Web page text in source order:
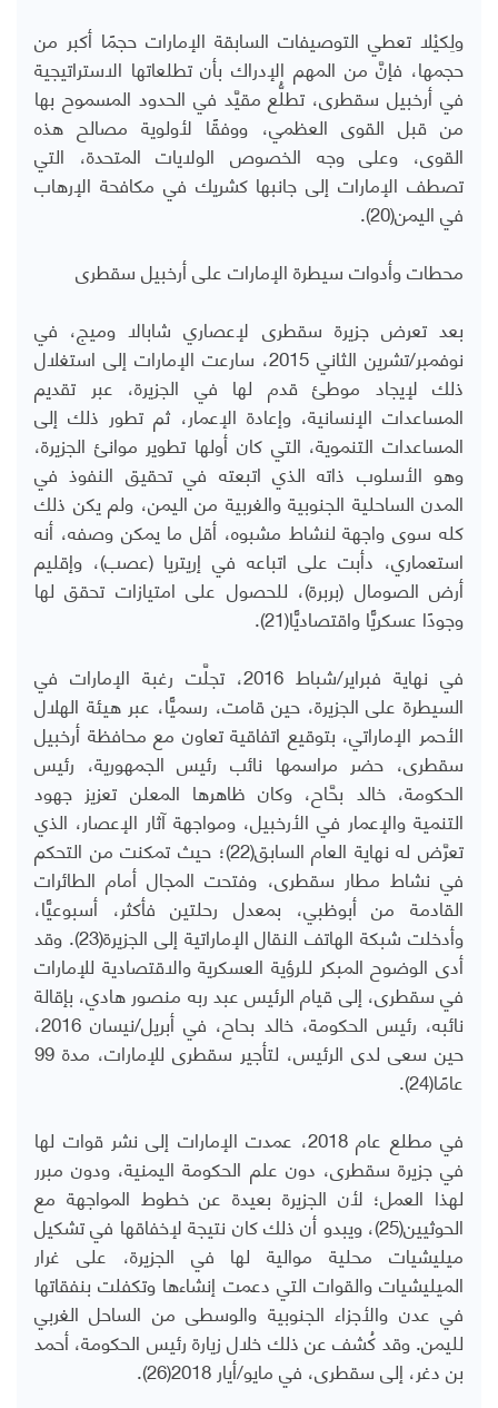
ولِكيْلا تعطي التوصيفات السابقة الإمارات حجمًا أكبر من
حجمها، فإنَّ من المهم الإدراك بأن تطلعاتها الاستراتيجية
في أرخبيل سقطرى، تطلُّع مقيَّد في الحدود المسموح بها
من قبل القوى العظمي، ووفقًا لأولوية مصالح هذه
القوى، وعلى وجه الخصوص الولايات المتحدة، التي
تصطف الإمارات إلى جانبها كشريك في مكافحة الإرهاب
في اليمن(20).
محطات وأدوات سيطرة الإمارات على أرخبيل سقطرى
بعد تعرض جزيرة سقطرى لإعصاري شابالا وميج، في
نوفمبر/تشرين الثاني 2015، سارعت الإمارات إلى استغلال
ذلك لإيجاد موطئ قدم لها في الجزيرة، عبر تقديم
المساعدات الإنسانية، وإعادة الإعمار، ثم تطور ذلك إلى
المساعدات التنموية، التي كان أولها تطوير موانئ الجزيرة،
وهو الأسلوب ذاته الذي اتبعته في تحقيق النفوذ في
المدن الساحلية الجنوبية والغربية من اليمن، ولم يكن ذلك
كله سوى واجهة لنشاط مشبوه، أقل ما يمكن وصفه، أنه
استعماري، دأبت على اتباعه في إريتريا (عصب)، وإقليم
أرض الصومال (بربرة)، للحصول على امتيازات تحقق لها
وجودًا عسكريًّا واقتصاديًّا(21).
في نهاية فبراير/شباط 2016، تجلَّت رغبة الإمارات في
السيطرة على الجزيرة، حين قامت، رسميًّا، عبر هيئة الهلال
الأحمر الإماراتي، بتوقيع اتفاقية تعاون مع محافظة أرخبيل
سقطرى، حضر مراسمها نائب رئيس الجمهورية، رئيس
الحكومة، خالد بحَّاح، وكان ظاهرها المعلن تعزيز جهود
التنمية والإعمار في الأرخبيل، ومواجهة آثار الإعصار، الذي
تعرَّض له نهاية العام السابق(22)؛ حيث تمكنت من التحكم
في نشاط مطار سقطرى، وفتحت المجال أمام الطائرات
القادمة من أبوظبي، بمعدل رحلتين فأكثر، أسبوعيًّا،
وأدخلت شبكة الهاتف النقال الإماراتية إلى الجزيرة(23). وقد
أدى الوضوح المبكر للرؤية العسكرية والاقتصادية للإمارات
في سقطرى، إلى قيام الرئيس عبد ربه منصور هادي، بإقالة
نائبه، رئيس الحكومة، خالد بحاح، في أبريل/نيسان 2016،
حين سعى لدى الرئيس، لتأجير سقطرى للإمارات، مدة 99
عامًا(24).
في مطلع عام 2018، عمدت الإمارات إلى نشر قوات لها
في جزيرة سقطرى، دون علم الحكومة اليمنية، ودون مبرر
لهذا العمل؛ لأن الجزيرة بعيدة عن خطوط المواجهة مع
الحوثيين(25)، ويبدو أن ذلك كان نتيجة لإخفاقها في تشكيل
ميليشيات محلية موالية لها في الجزيرة، على غرار
الميليشيات والقوات التي دعمت إنشاءها وتكفلت بنفقاتها
في عدن والأجزاء الجنوبية والوسطى من الساحل الغربي
لليمن. وقد كُشف عن ذلك خلال زيارة رئيس الحكومة، أحمد
بن دغر، إلى سقطرى، في مايو/أيار 2018(26).